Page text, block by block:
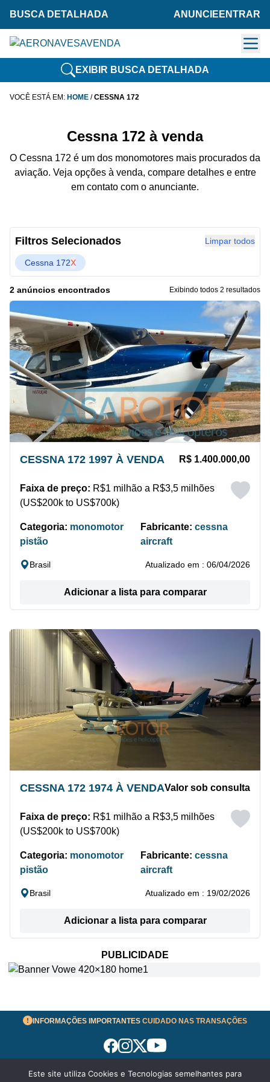
BUSCA DETALHADA ANUNCIE ENTRAR
EXIBIR BUSCA DETALHADA
VOCÊ ESTÁ EM: HOME /CESSNA 172
Cessna 172 à venda
O Cessna 172 é um dos monomotores mais procurados da
aviação. Veja opções à venda, compare detalhes e entre
em contato com o anunciante.
Filtros Selecionados Limpar todos
Cessna 172X
2 anúncios encontrados Exibindo todos 2 resultados
CESSNA 172 1997 À VENDA R$ 1.400.000,00
Faixa de preço: R$1 milhão a R$3,5 milhões
(US$200k to US$700k)
Categoria: monomotor
pistão
Fabricante:cessna
aircraft
Brasil Atualizado em : 06/04/2026
Adicionar a lista para comparar
CESSNA 172 1974 À VENDAValor sob consulta
Faixa de preço: R$1 milhão a R$3,5 milhões
(US$200k to US$700k)
Categoria: monomotor
pistão
Fabricante:cessna
aircraft
Brasil Atualizado em : 19/02/2026
Adicionar a lista para comparar
PUBLICIDADE
INFORMAÇÕES IMPORTANTES CUIDADO NAS TRANSAÇÕES
Termos de Uso
Este site utiliza Cookies e Tecnologias semelhantes para